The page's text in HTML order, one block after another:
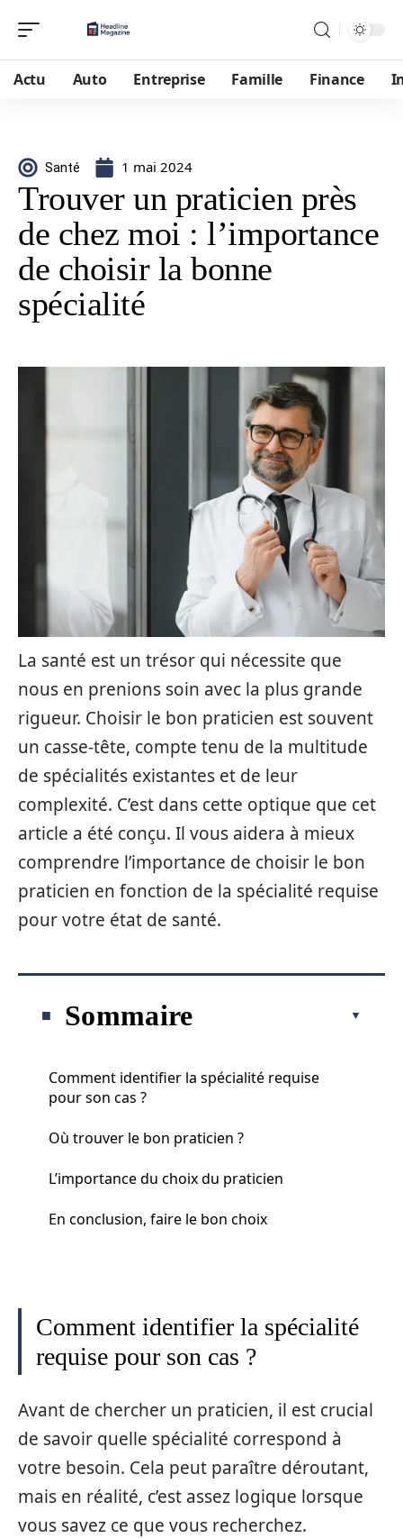
Actu Auto Entreprise Famille Finance
Santé 1 mai 2024
Trouver un praticien près
de chez moi : l’importance
de choisir la bonne
spécialité
La santé est un trésor qui nécessite que
nous en prenions soin avec la plus grande
rigueur. Choisir le bon praticien est souvent
un casse-tête, compte tenu de la multitude
de spécialités existantes et de leur
complexité. C’est dans cette optique que cet
article a été conçu. Il vous aidera à mieux
comprendre l’importance de choisir le bon
praticien en fonction de la spécialité requise
pour votre état de santé.
Sommaire
Comment identifier la spécialité requise
pour son cas ?
Où trouver le bon praticien ?
L’importance du choix du praticien
En conclusion, faire le bon choix
Comment identifier la spécialité
requise pour son cas ?
Avant de chercher un praticien, il est crucial
de savoir quelle spécialité correspond à
votre besoin. Cela peut paraître déroutant,
mais en réalité, c’est assez logique lorsque
vous savez ce que vous recherchez.